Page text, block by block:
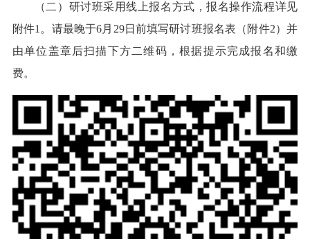
（二）研讨班采用线上报名方式，报名操作流程详见
附件1。请最晚于6月29日前填写研讨班报名表（附件2）并
由单位盖章后扫描下方二维码，根据提示完成报名和缴
费。